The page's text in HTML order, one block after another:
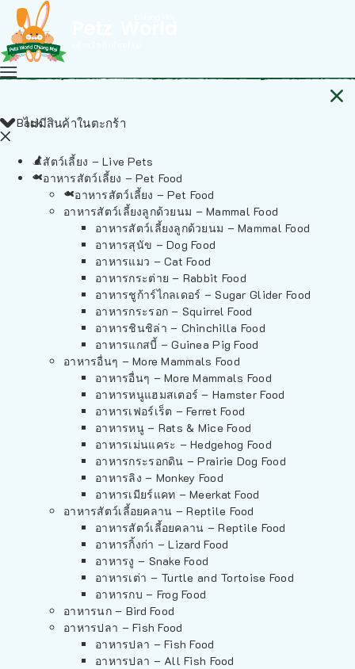
ไม่มีสินค้าในตะกร้า
Back
สัตว์เลี้ยง – Live Pets
อาหารสัตว์เลี้ยง – Pet Food
อาหารสัตว์เลี้ยง – Pet Food
อาหารสัตว์เลี้ยงลูกด้วยนม – Mammal Food
อาหารสัตว์เลี้ยงลูกด้วยนม – Mammal Food
อาหารสุนัข – Dog Food
อาหารแมว – Cat Food
อาหารกระต่าย – Rabbit Food
อาหารชูก้าร์ไกลเดอร์ – Sugar Glider Food
อาหารกระรอก – Squirrel Food
อาหารชินชิล่า – Chinchilla Food
อาหารแกสบี้ – Guinea Pig Food
อาหารอื่นๆ – More Mammals Food
อาหารอื่นๆ – More Mammals Food
อาหารหนูแฮมสเตอร์ – Hamster Food
อาหารเฟอร์เร็ต – Ferret Food
อาหารหนู – Rats & Mice Food
อาหารเม่นแคระ – Hedgehog Food
อาหารกระรอกดิน – Prairie Dog Food
อาหารลิง – Monkey Food
อาหารเมียร์แคท – Meerkat Food
อาหารสัตว์เลี้อยคลาน – Reptile Food
อาหารสัตว์เลี้อยคลาน – Reptile Food
อาหารกิ้งก่า – Lizard Food
อาหารงู – Snake Food
อาหารเต่า – Turtle and Tortoise Food
อาหารกบ – Frog Food
อาหารนก – Bird Food
อาหารปลา – Fish Food
อาหารปลา – Fish Food
อาหารปลา – All Fish Food